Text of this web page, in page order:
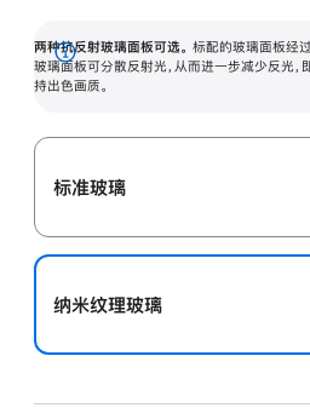
两种抗反射玻璃面板可选。 标配的玻璃面板经
玻璃面板可分散反射光，从而进一步减少反光
持出色画质。
展
开
标准玻璃
纳米纹理玻璃